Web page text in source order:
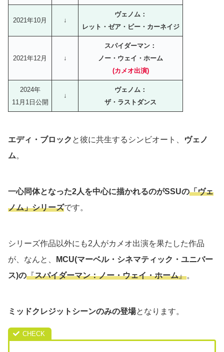
2021年10月 ↓
ヴェノム：
レット・ゼア・ビー・カーネイジ
2021年12月 ↓
スパイダーマン：
ノー・ウェイ・ホーム
(カメオ出演)
2024年
11月1日公開
↓
ヴェノム：
ザ・ラストダンス
エディ・ブロック と彼に共生するシンビオート、
ヴェノ
ム。
一心同体となった2人を中心に描かれるのがSSUの「ヴェ
ノム」シリーズです。
シリーズ作品以外にも2人がカメオ出演を果たした作品
が、なんと、
MCU(マーベル・シネマティック・ユニバー
ス)の『スパイダーマン：ノー・ウェイ・ホーム』。
ミッドクレジットシーンのみの登場となります。